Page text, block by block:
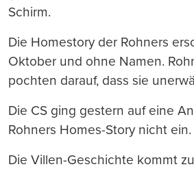
Schirm.
Die Homestory der Rohners
Oktober und ohne Namen.
pochten darauf, dass sie
Die CS ging gestern auf eine
Rohners Homes-Story nicht ein.
Die Villen-Geschichte kommt